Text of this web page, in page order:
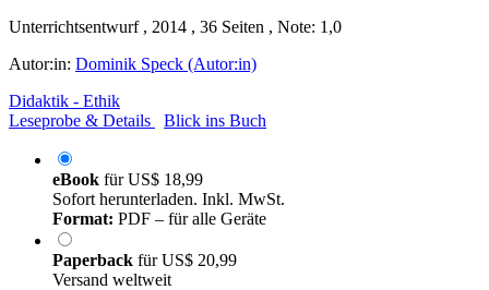
Unterrichtsentwurf , 2014 , 36 Seiten , Note: 1,0
Autor:in: Dominik Speck (Autor:in)
Didaktik - Ethik
Leseprobe & Details
Blick ins Buch
eBook fürUS$ 18,99
Sofort herunterladen. Inkl. MwSt.
Format: PDF – für alle Geräte
Paperback fürUS$ 20,99
Versand weltweit